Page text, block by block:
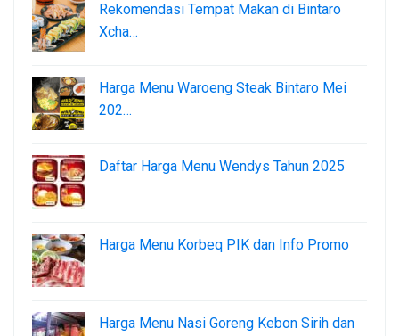
Rekomendasi Tempat Makan di Bintaro
Xcha…
Harga Menu Waroeng Steak Bintaro Mei
202…
Daftar Harga Menu Wendys Tahun 2025
Harga Menu Korbeq PIK dan Info Promo
Harga Menu Nasi Goreng Kebon Sirih dan